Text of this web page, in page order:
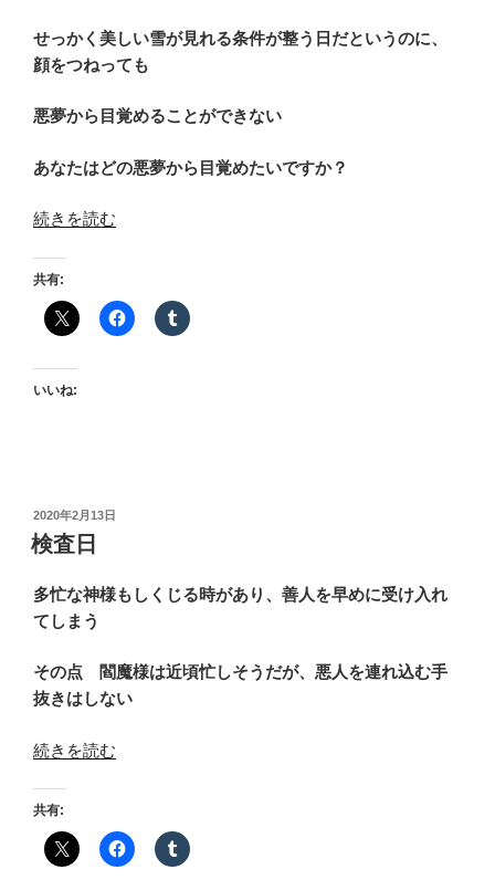
せっかく美しい雪が見れる条件が整う日だというのに、
顔をつねっても
悪夢から目覚めることができない
あなたはどの悪夢から目覚めたいですか？
“罰
ー
の
続きを読む
共有:
いいね:
投
稿
日:
2020年2月13日
検査日
多忙な神様もしくじる時があり、善人を早めに受け入れ
てしまう
その点 閻魔様は近頃忙しそうだが、悪人を連れ込む手
抜きはしない
“検
日”
続きを読む
共有: